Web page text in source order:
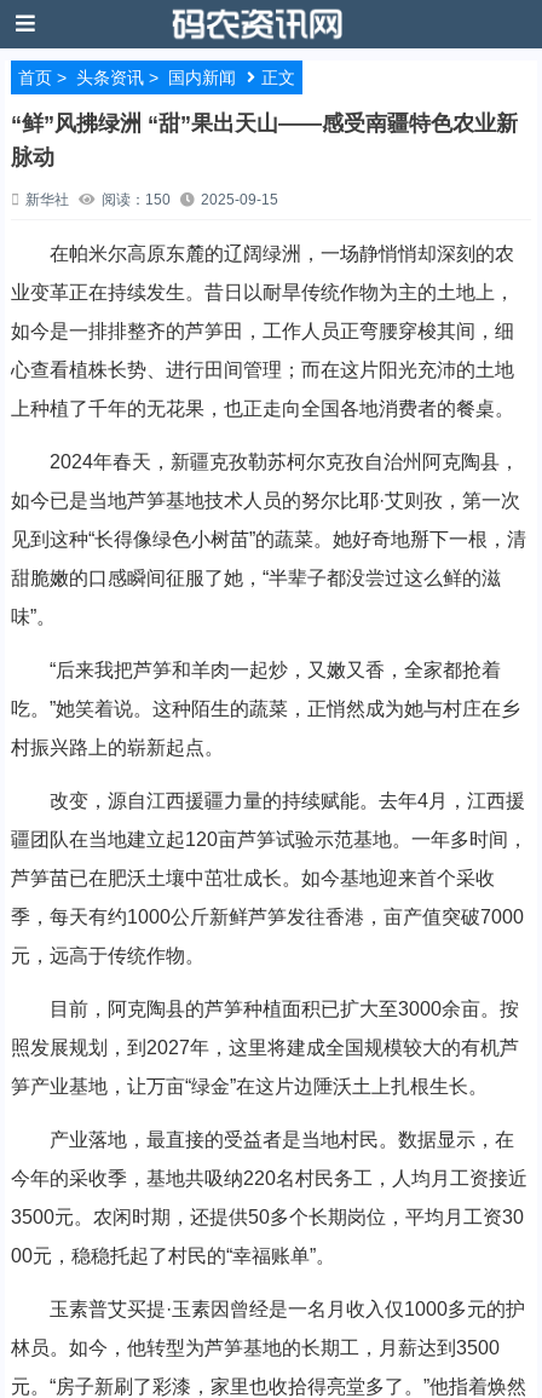
首页> 头条资讯> 国内新闻 正文
“鲜”风拂绿洲 “甜”果出天山——感受南疆特色农业新
脉动
新华社 阅读：150 2025-09-15
在帕米尔高原东麓的辽阔绿洲，一场静悄悄却深刻的农
业变革正在持续发生。昔日以耐旱传统作物为主的土地上，
如今是一排排整齐的芦笋田，工作人员正弯腰穿梭其间，细
心查看植株长势、进行田间管理；而在这片阳光充沛的土地
上种植了千年的无花果，也正走向全国各地消费者的餐桌。
2024年春天，新疆克孜勒苏柯尔克孜自治州阿克陶县，
如今已是当地芦笋基地技术人员的努尔比耶·艾则孜，第一次
见到这种“长得像绿色小树苗”的蔬菜。她好奇地掰下一根，清
甜脆嫩的口感瞬间征服了她，“半辈子都没尝过这么鲜的滋
味”。
“后来我把芦笋和羊肉一起炒，又嫩又香，全家都抢着
吃。”她笑着说。这种陌生的蔬菜，正悄然成为她与村庄在乡
村振兴路上的崭新起点。
改变，源自江西援疆力量的持续赋能。去年4月，江西援
疆团队在当地建立起120亩芦笋试验示范基地。一年多时间，
芦笋苗已在肥沃土壤中茁壮成长。如今基地迎来首个采收
季，每天有约1000公斤新鲜芦笋发往香港，亩产值突破7000
元，远高于传统作物。
目前，阿克陶县的芦笋种植面积已扩大至3000余亩。按
照发展规划，到2027年，这里将建成全国规模较大的有机芦
笋产业基地，让万亩“绿金”在这片边陲沃土上扎根生长。
产业落地，最直接的受益者是当地村民。数据显示，在
今年的采收季，基地共吸纳220名村民务工，人均月工资接近
3500元。农闲时期，还提供50多个长期岗位，平均月工资30
00元，稳稳托起了村民的“幸福账单”。
玉素普艾买提·玉素因曾经是一名月收入仅1000多元的护
林员。如今，他转型为芦笋基地的长期工，月薪达到3500
元。“房子新刷了彩漆，家里也收拾得亮堂多了。”他指着焕然